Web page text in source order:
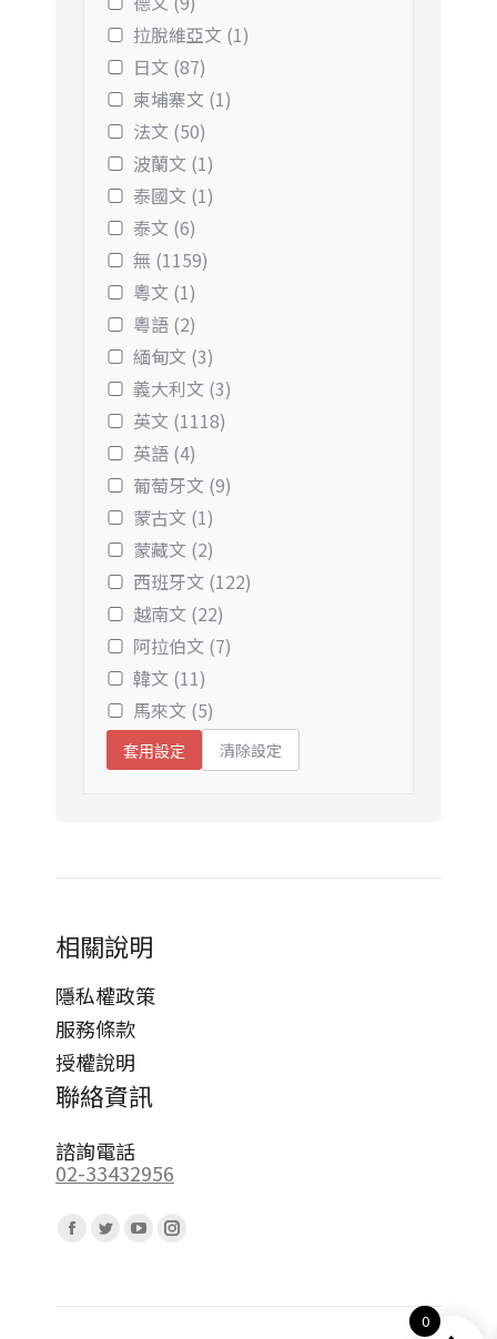
拉脫維亞文 (1)
日文 (87)
柬埔寨文 (1)
法文 (50)
波蘭文 (1)
泰國文 (1)
泰文 (6)
無 (1159)
粵文 (1)
粵語 (2)
緬甸文 (3)
義大利文 (3)
英文 (1118)
英語 (4)
葡萄牙文 (9)
蒙古文 (1)
蒙藏文 (2)
西班牙文 (122)
越南文 (22)
阿拉伯文 (7)
韓文 (11)
馬來文 (5)
套用設定 清除設定
相關說明
隱私權政策
服務條款
授權說明
聯絡資訊
諮詢電話
02-33432956
Facebook
opens
Twitter
opens
YouTube
opens
Instagram
opens
0